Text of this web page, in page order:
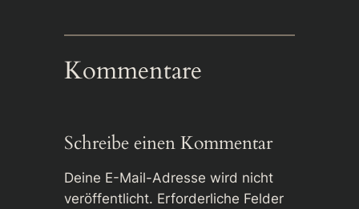
Kommentare
Schreibe einen Kommentar
Deine E-Mail-Adresse wird nicht
veröffentlicht. Erforderliche Felder